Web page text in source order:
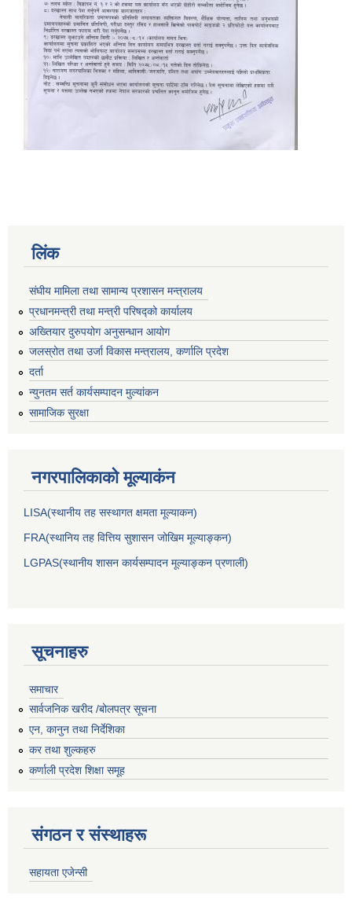
लिंक
संघीय मामिला तथा सामान्य प्रशासन मन्त्रालय
प्रधानमन्त्री तथा मन्त्री परिषद्को कार्यालय
अख्तियार दुरुपयोग अनुसन्धान आयोग
जलस्रोत तथा उर्जा विकास मन्त्रालय, कर्णालि प्रदेश
दर्ता
न्युनतम सर्त कार्यसम्पादन मुल्यांकन
सामाजिक सुरक्षा
नगरपालिकाकाे मूल्याकंन
LISA(स्थानीय तह सस्थागत क्षमता मूल्याक‌न)
FRA(स्थानिय तह वित्तिय सुशासन जोखिम मूल्याङ्कन)
LGPAS(स्थानीय शासन कार्यसम्पादन मूल्याङ्कन प्रणाली)
सूचनाहरु
समाचार
सार्वजनिक खरीद /बोलपत्र सूचना
एन, कानुन तथा निर्देशिका
कर तथा शुल्कहरु
कर्णाली प्रदेश शिक्षा समूह
संगठन र संस्थाहरू
सहायता एजेन्सी